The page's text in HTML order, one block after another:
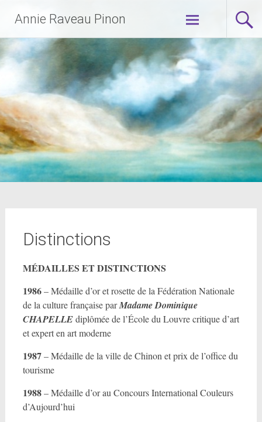
principal
Annie Raveau Pinon
Distinctions
MÉDAILLES ET DISTINCTIONS
1986– Médaille d’or et rosette de la Fédération Nationale
de la culture française parMadameDominique
CHAPELLEdiplômée de l’École du Louvre critique d’art
et expert en art moderne
1987– Médaille de la ville de Chinon et prix de l’office du
tourisme
1988– Médaille d’or au Concours International Couleurs
d’Aujourd’hui